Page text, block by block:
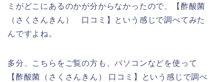
ミがどこにあるのかが分からなかったので、【酢酸菌
（さくさんきん） 口コミ】という感じで調べてみた
んですよね。
多分、こちらをご覧の方も、パソコンなどを使って
【酢酸菌（さくさんきん） 口コミ】という感じで調べ